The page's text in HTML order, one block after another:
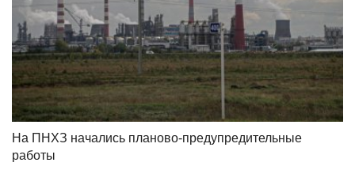
На ПНХЗ начались планово-предупредительные
работы